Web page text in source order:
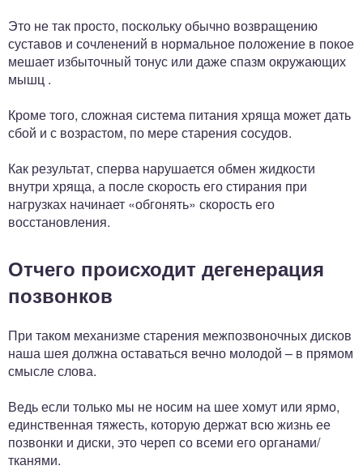
Это не так просто, поскольку обычно возвращению
суставов и сочленений в нормальное положение в покое
мешает избыточный тонус или даже спазм окружающих
мышц .
Кроме того, сложная система питания хряща может дать
сбой и с возрастом, по мере старения сосудов.
Как результат, сперва нарушается обмен жидкости
внутри хряща, а после скорость его стирания при
нагрузках начинает «обгонять» скорость его
восстановления.
Отчего происходит дегенерация
позвонков
При таком механизме старения межпозвоночных дисков
наша шея должна оставаться вечно молодой – в прямом
смысле слова.
Ведь если только мы не носим на шее хомут или ярмо,
единственная тяжесть, которую держат всю жизнь ее
позвонки и диски, это череп со всеми его органами/
тканями.